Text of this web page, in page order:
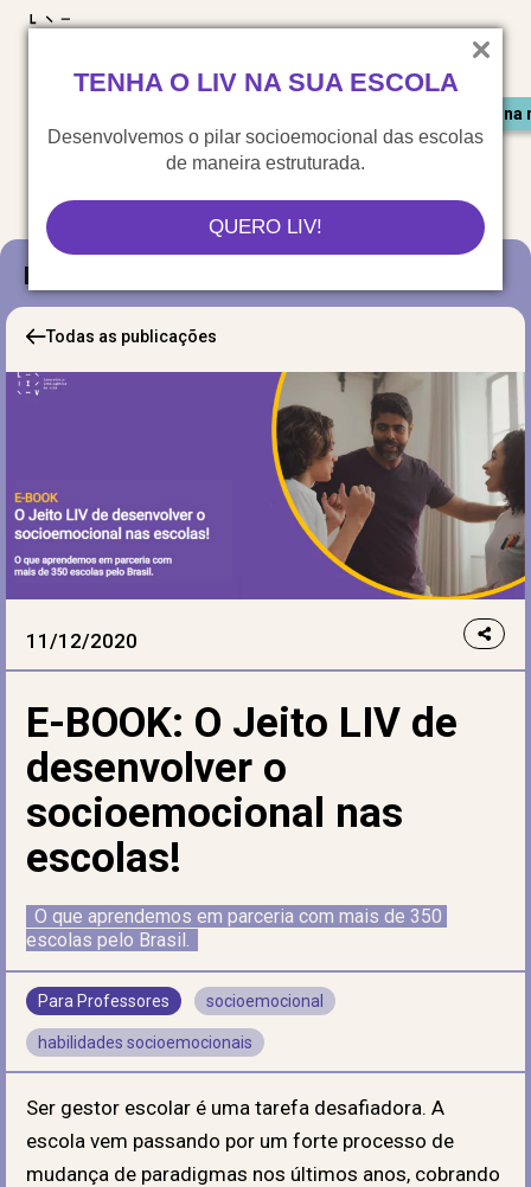
TENHA O LIV NA SUA ESCOLA
Desenvolvemos o pilar socioemocional das escolas
de maneira estruturada.
QUERO LIV!
Saiu
Blog
Todas as publicações
11/12/2020
E-BOOK: O Jeito LIV de
desenvolver o
socioemocional nas
escolas!
O que aprendemos em parceria com mais de 350
escolas pelo Brasil.
Para Professores socioemocional
habilidades socioemocionais
Ser gestor escolar é uma tarefa desafiadora. A
escola vem passando por um forte processo de
mudança de paradigmas nos últimos anos, cobrando